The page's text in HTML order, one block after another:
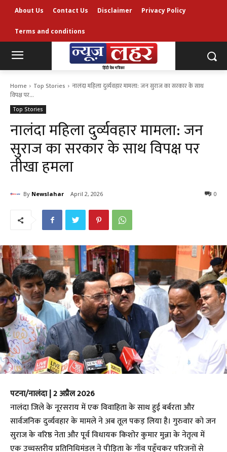
About Us Contact Us Disclaimer Privacy Policy
Terms and conditions
Home Top Stories
नालंदा महिला दुर्व्यवहार मामला: जन सुराज का सरकार के साथ
विपक्ष पर...
Top Stories
नालंदा महिला दुर्व्यवहार मामला: जन
सुराज का सरकार के साथ विपक्ष पर
तीखा हमला
By Newslahar April 2, 2026 0
पटना/नालंदा | 2 अप्रैल 2026
​नालंदा जिले के नूरसराय में एक विवाहिता के साथ हुई बर्बरता और
सार्वजनिक दुर्व्यवहार के मामले ने अब तूल पकड़ लिया है। गुरुवार को जन
सुराज के वरिष्ठ नेता और पूर्व विधायक किशोर कुमार मुन्ना के नेतृत्व में
एक उच्चस्तरीय प्रतिनिधिमंडल ने पीड़िता के गाँव पहुँचकर परिजनों से